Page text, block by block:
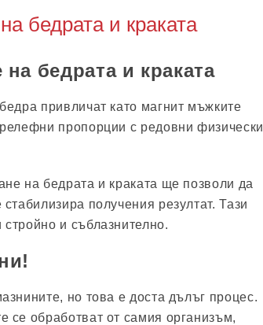
бедрата и краката
бедрата и краката
привличат като магнит мъжките
пропорции с редовни физически
на бедрата и краката ще позволи да
получения резултат. Тази
и съблазнително.
но това е доста дълъг процес.
се обработват от самия организъм,